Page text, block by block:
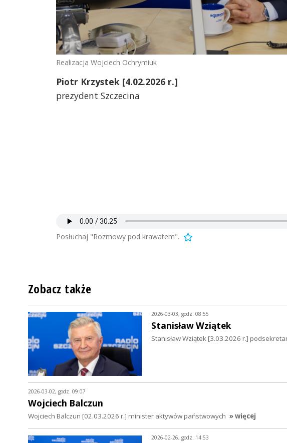
Realizacja Wojciech Ochrymiuk
Piotr Krzystek [4.02.2026 r.]
prezydent Szczecina
Posłuchaj "Rozmowy pod krawatem".
Zobacz także
2026-03-03, godz. 08:55
Stanisław Wziątek
Stanisław Wziątek [3.03.2026 r.]
2026-03-02, godz. 09:07
Wojciech Balczun
Wojciech Balczun [02.03.2026 r.] minister aktywów państwowych » więcej
2026-02-26, godz. 14:53